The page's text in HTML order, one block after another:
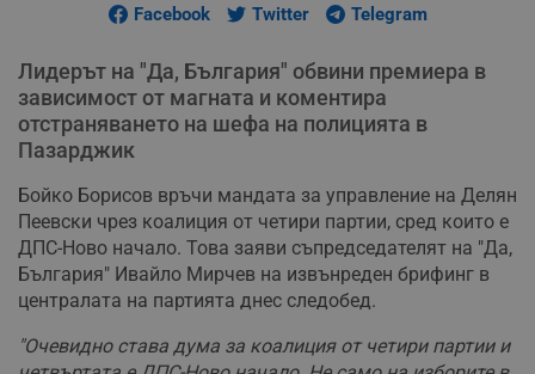
Facebook Twitter Telegram
Лидерът на "Да, България" обвини премиера в
зависимост от магната и коментира
отстраняването на шефа на полицията в
Пазарджик
Бойко Борисов връчи мандата за управление на Делян
Пеевски чрез коалиция от четири партии, сред които е
ДПС-Ново начало. Това заяви съпредседателят на "Да,
България" Ивайло Мирчев на извънреден брифинг в
централата на партията днес следобед.
"Очевидно става дума за коалиция от четири партии и